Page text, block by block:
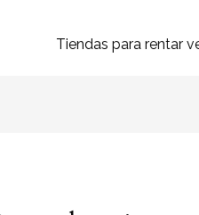
Tiendas para rentar